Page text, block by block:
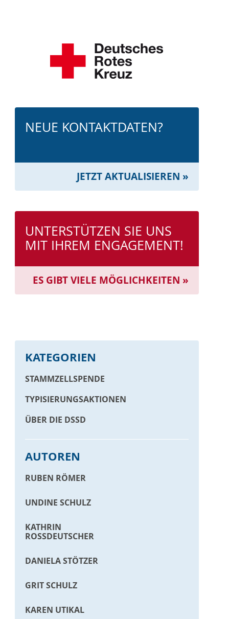
NEUE KONTAKTDATEN?
JETZT AKTUALISIEREN »
UNTERSTÜTZEN SIE UNS
MIT IHREM ENGAGEMENT!
ES GIBT VIELE MÖGLICHKEITEN »
KATEGORIEN
STAMMZELLSPENDE
TYPISIERUNGSAKTIONEN
ÜBER DIE DSSD
AUTOREN
RUBEN RÖMER
UNDINE SCHULZ
KATHRIN
ROSSDEUTSCHER
DANIELA STÖTZER
GRIT SCHULZ
KAREN UTIKAL